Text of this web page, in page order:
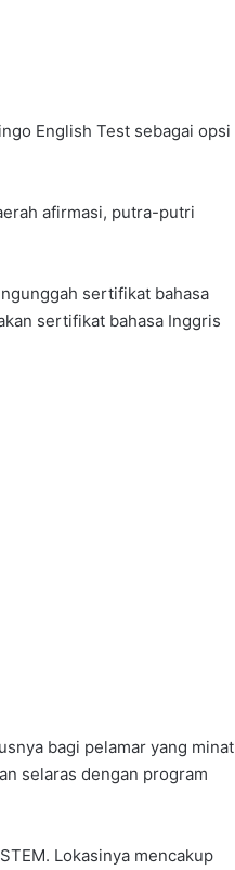
English Test sebagai opsi
afirmasi, putra-putri
sertifikat bahasa
sertifikat bahasa Inggris
bagi pelamar yang minat
selaras dengan program
Lokasinya mencakup